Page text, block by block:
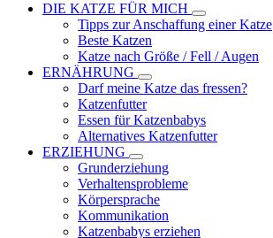
DIE KATZE FÜR MICH
Tipps zur Anschaffung einer Katze
Beste Katzen
Katze nach Größe / Fell / Augen
ERNÄHRUNG
Darf meine Katze das fressen?
Katzenfutter
Essen für Katzenbabys
Alternatives Katzenfutter
ERZIEHUNG
Grunderziehung
Verhaltensprobleme
Körpersprache
Kommunikation
Katzenbabys erziehen